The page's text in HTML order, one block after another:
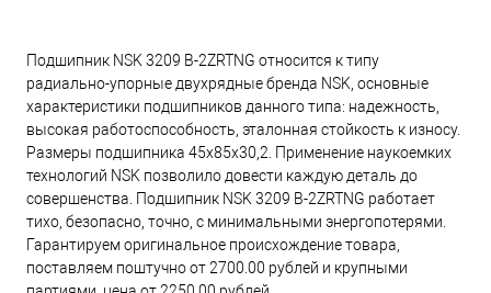
Подшипник NSK 3209 B-2ZRTNG относится к типу
радиально-упорные двухрядные бренда NSK, основные
характеристики подшипников данного типа: надежность,
высокая работоспособность, эталонная стойкость к износу.
Размеры подшипника 45x85x30,2. Применение наукоемких
технологий NSK позволило довести каждую деталь до
совершенства. Подшипник NSK 3209 B-2ZRTNG работает
тихо, безопасно, точно, с минимальными энергопотерями.
Гарантируем оригинальное происхождение товара,
поставляем поштучно от 2700.00 рублей и крупными